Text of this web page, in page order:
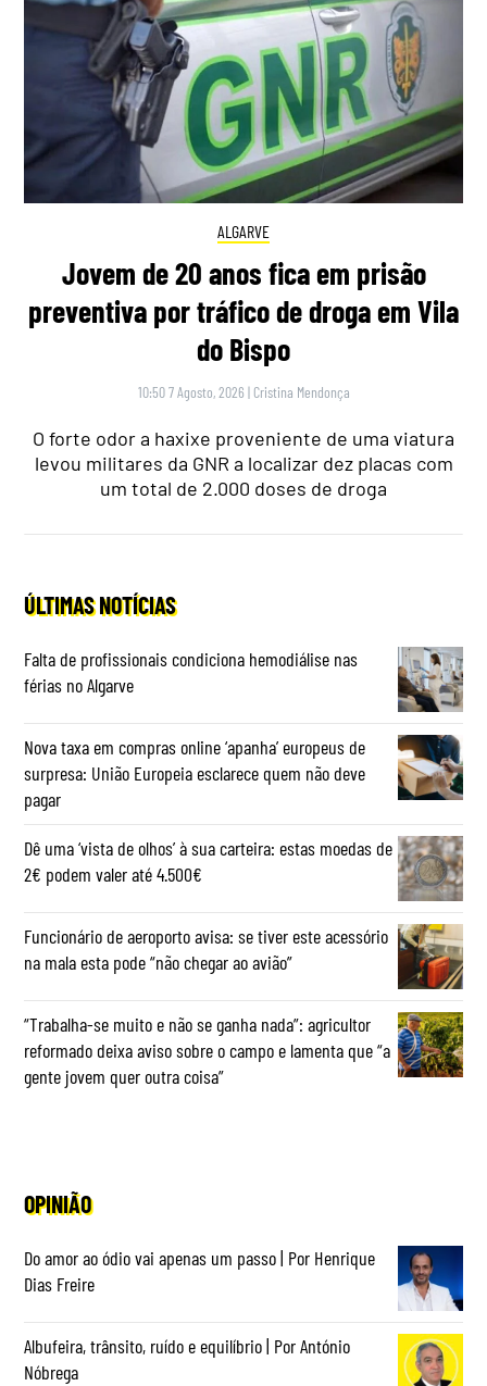
ALGARVE
Jovem de 20 anos fica em prisão
preventiva por tráfico de droga em Vila
do Bispo
10:50 7 Agosto, 2026 | Cristina Mendonça
O forte odor a haxixe proveniente de uma viatura
levou militares da GNR a localizar dez placas com
um total de 2.000 doses de droga
ÚLTIMAS NOTÍCIAS
Falta de profissionais condiciona hemodiálise nas
férias no Algarve
Nova taxa em compras online ‘apanha’ europeus de
surpresa: União Europeia esclarece quem não deve
pagar
Dê uma ‘vista de olhos’ à sua carteira: estas moedas de
2€ podem valer até 4.500€
Funcionário de aeroporto avisa: se tiver este acessório
na mala esta pode “não chegar ao avião”
“Trabalha-se muito e não se ganha nada”: agricultor
reformado deixa aviso sobre o campo e lamenta que “a
gente jovem quer outra coisa”
OPINIÃO
Do amor ao ódio vai apenas um passo | Por Henrique
Dias Freire
Albufeira, trânsito, ruído e equilíbrio | Por António
Nóbrega